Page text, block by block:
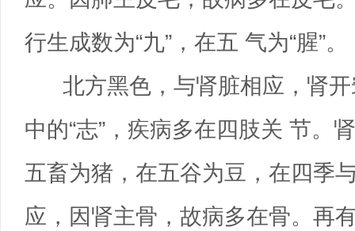
行生成数为“九”，在五 气为“腥”。
北方黑色，与肾脏相应，肾开
中的“志”，疾病多在四肢关 节。
五畜为猪，在五谷为豆，在四季
应，因肾主骨，故病多在骨。再